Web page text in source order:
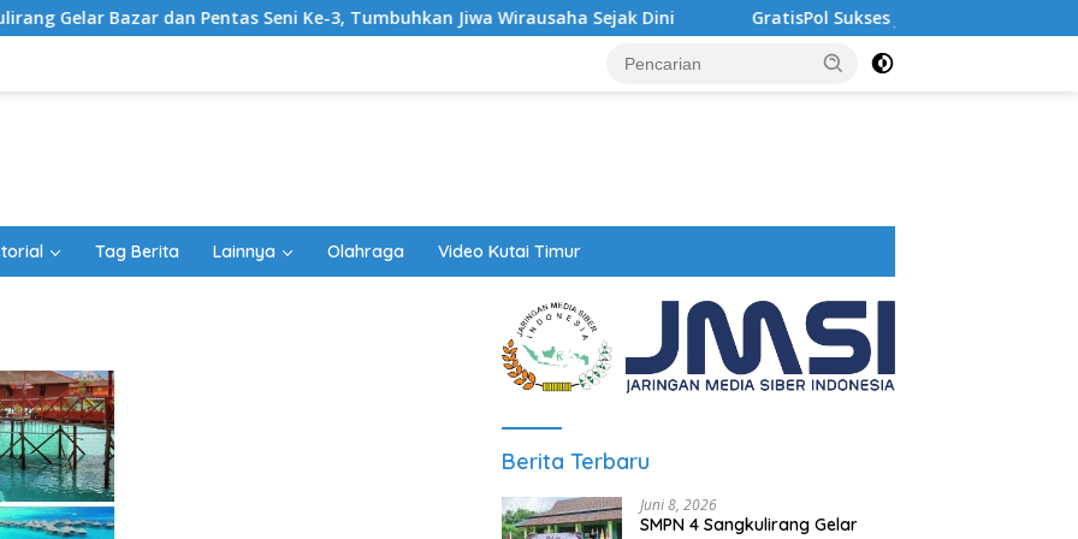
Gelar Bazar dan Pentas Seni Ke-3, Tumbuhkan Jiwa Wirausaha Sejak Dini GratisPol Sukses Jangkau Puluhan Ribu
Tag Berita Lainnya Olahraga Video Kutai Timur
Berita Terbaru
Juni 8, 2026
SMPN 4 Sangkulirang Gelar